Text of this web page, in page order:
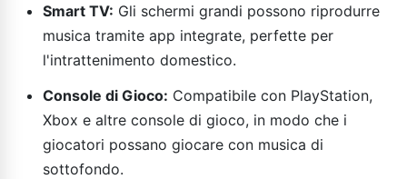
Smart TV: Gli schermi grandi possono riprodurre
musica tramite app integrate, perfette per
l'intrattenimento domestico.
Console di Gioco: Compatibile con PlayStation,
Xbox e altre console di gioco, in modo che i
giocatori possano giocare con musica di
sottofondo.